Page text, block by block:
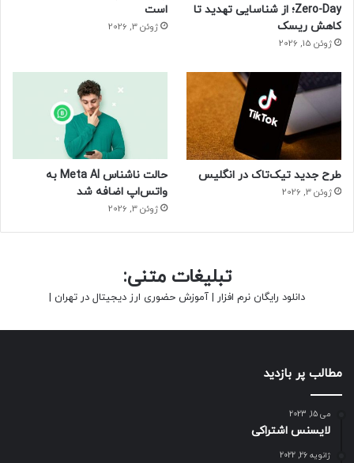
Zero-Day؛ از شناسایی تهدید تا
کاهش ریسک
ژوئن 15, 2026
است
ژوئن 3, 2026
طرح جدید تیک‌تاک در انگلیس
ژوئن 3, 2026
حالت ناشناس Meta AI به
واتس‌اپ اضافه شد
ژوئن 3, 2026
تبلیغات متنی:
دانلود رایگان نرم افزار | آموزش حضوری ارز دیجیتال در تهران |
مطالب پر بازدید
می 15, 2023
لایسنس اشتراکی
ژانویه 26, 2022